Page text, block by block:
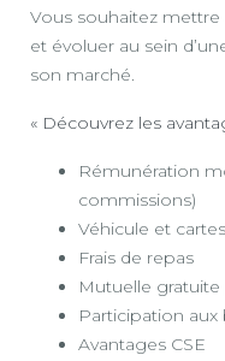
Vous souhaitez
et évoluer au sein
son marché.
« Découvrez les
Rémunération
commissions)
Véhicule et
Frais de repas
Mutuelle gratuite
Participation
Avantages CSE